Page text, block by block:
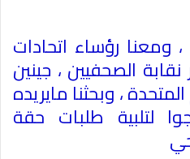
ومعنا رؤساء اتحادات
الصحفيين ، جينين
، وبحثنا مايريده
لتلبية طلبات حقة